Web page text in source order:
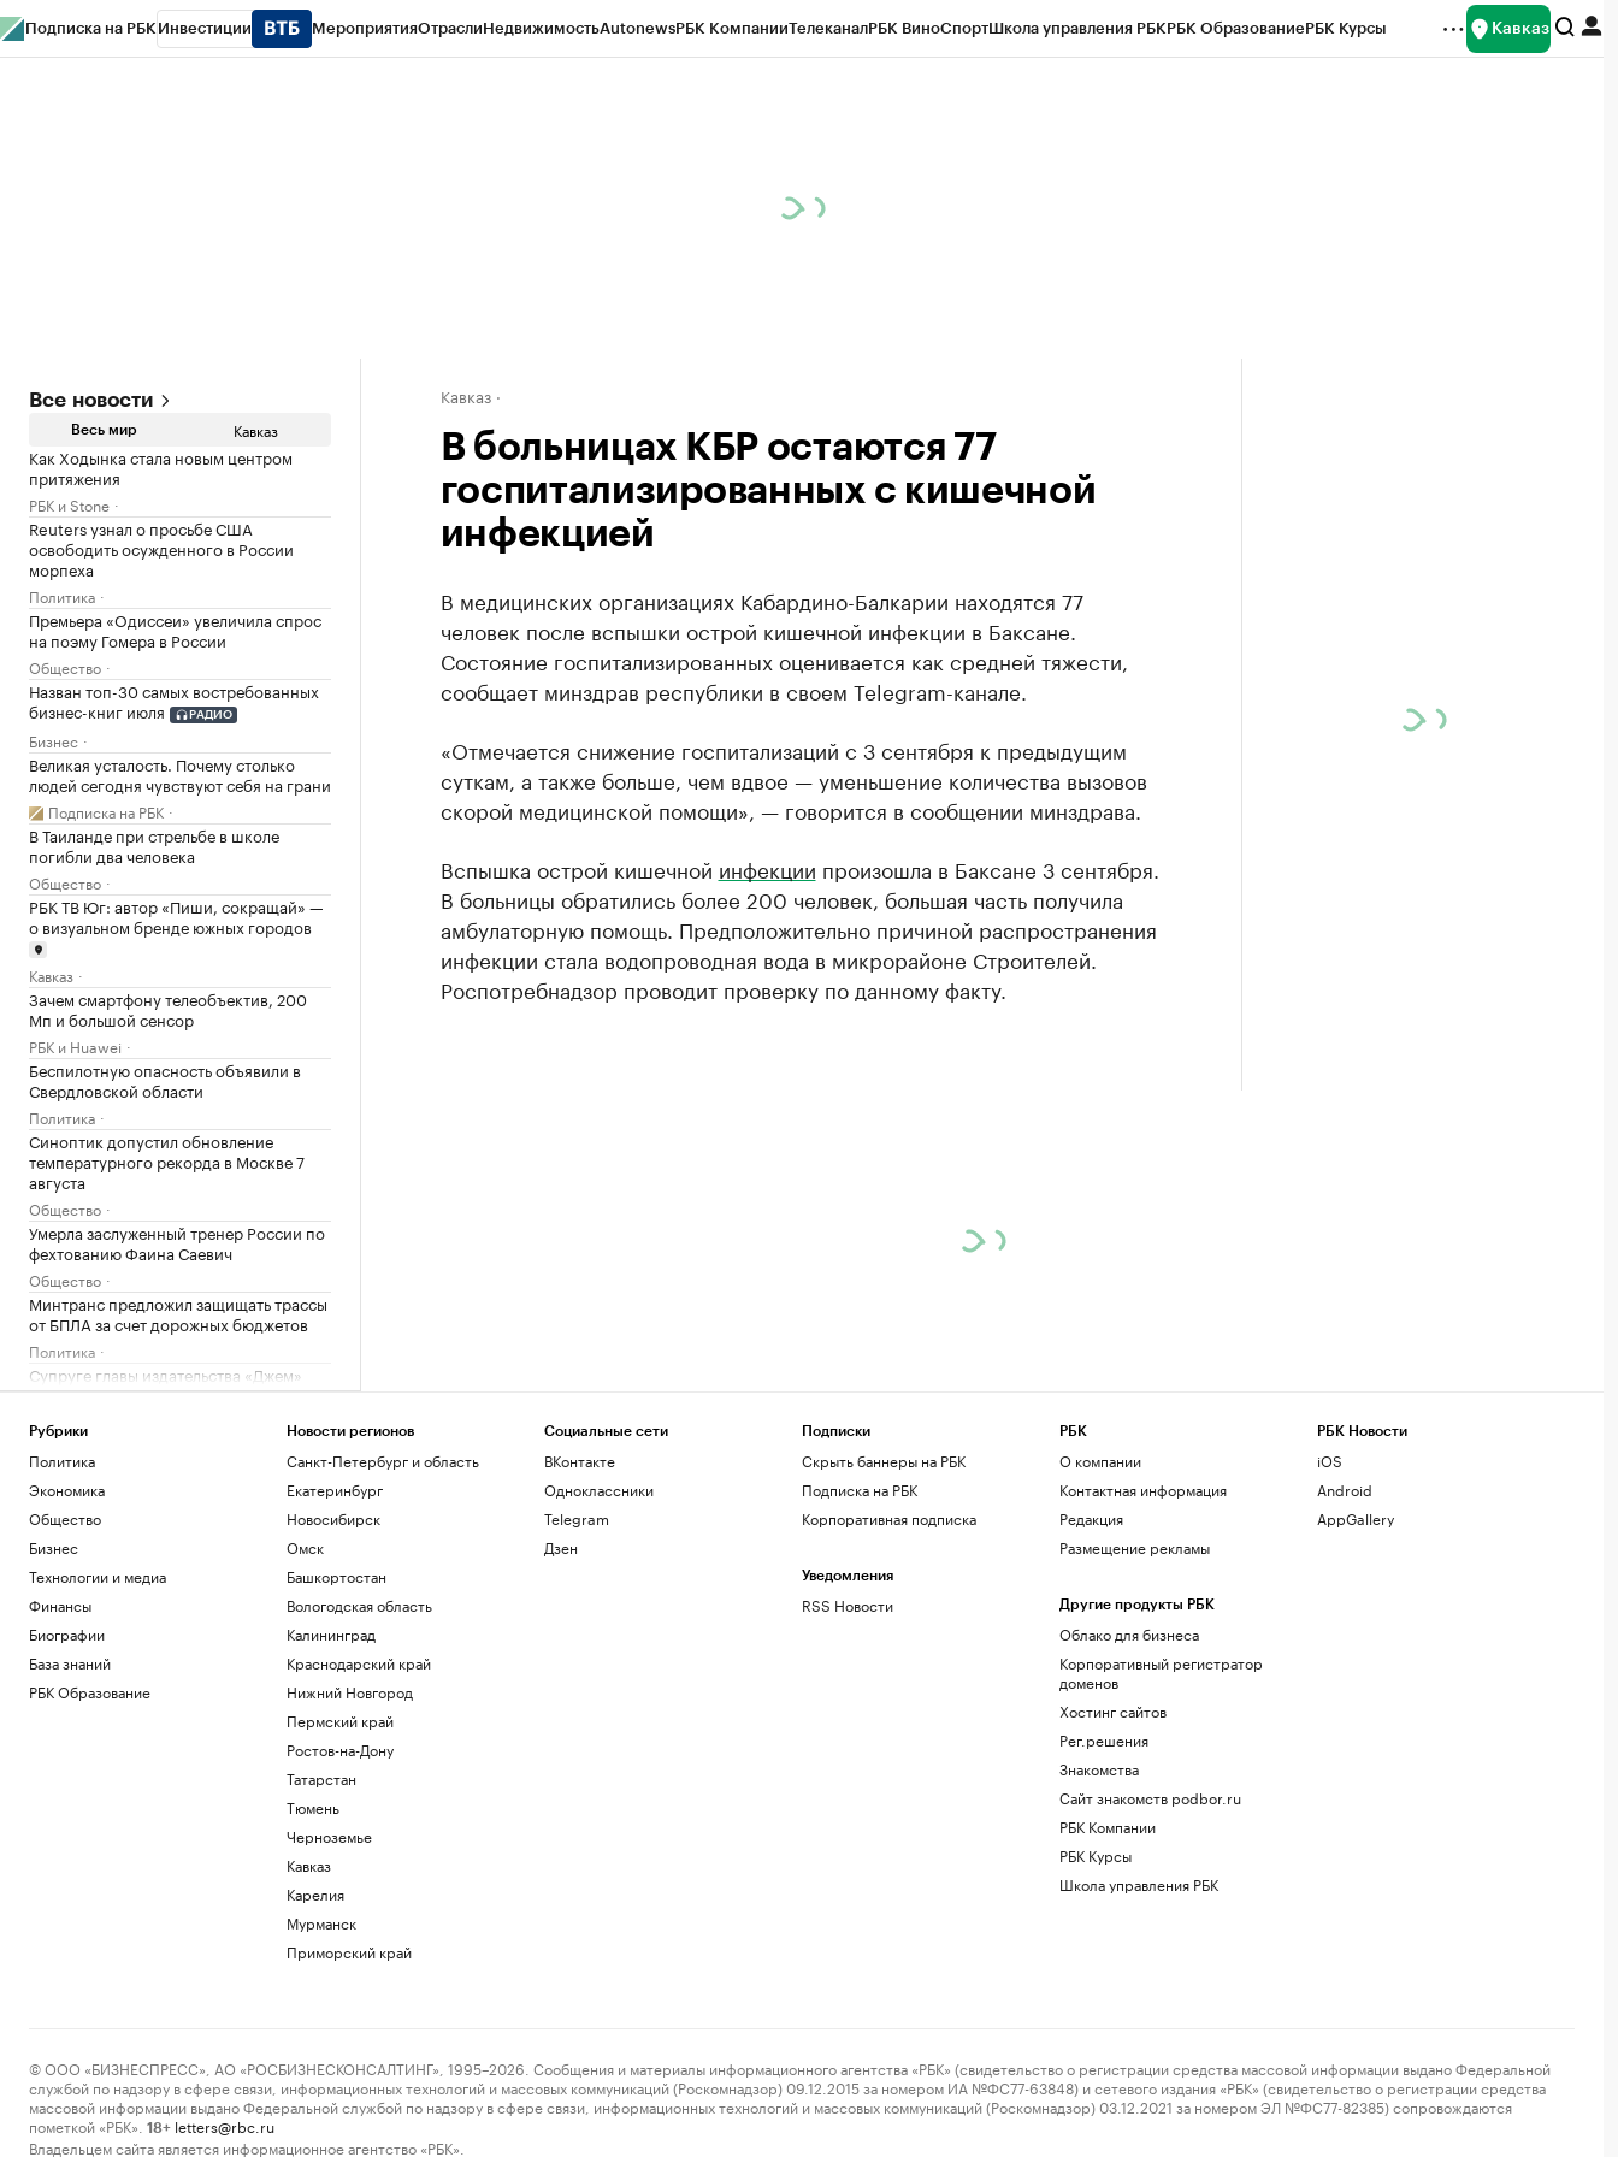
Подписка на РБК Инвестиции МероприятияОтраслиНедвижимостьAutonewsРБК КомпанииТелеканалРБК ВиноСпортШкола управления РБКРБК ОбразованиеРБК Курсы Кавказ
Все новости
Весь мир Кавказ
Как Ходынка стала новым центром
притяжения
РБК и Stone
Reuters узнал о просьбе США
освободить осужденного в России
морпеха
Политика
Премьера «Одиссеи» увеличила спрос
на поэму Гомера в России
Общество
Назван топ-30 самых востребованных
бизнес-книг июля
РАДИО
Бизнес
Великая усталость. Почему столько
людей сегодня чувствуют себя на грани
Подписка на РБК
В Таиланде при стрельбе в школе
погибли два человека
Общество
РБК ТВ Юг: автор «Пиши, сокращай» —
о визуальном бренде южных городов
Кавказ
Зачем смартфону телеобъектив, 200
Мп и большой сенсор
РБК и Huawei
Беспилотную опасность объявили в
Свердловской области
Политика
Синоптик допустил обновление
температурного рекорда в Москве 7
августа
Общество
Умерла заслуженный тренер России по
фехтованию Фаина Саевич
Общество
Минтранс предложил защищать трассы
от БПЛА за счет дорожных бюджетов
Политика
Супруге главы издательства «Джем»
предъявили обвинение в
Общество
Bloomberg узнал о серии самоубийств
в Киберкомандовании США
Политика
произошло в Туве
Общество
Средняя пенсия неработающих
превысила ₽35 тыс. в семи регионах
России
Общество
США ввели санкции в отношении
Власти Венесуэлы и оппозиция начали
переговоры спустя неделю задержки
Прощание с олимпийским чемпионом
Иваном Едешко пройдет 7 августа в
мужчину, угрожавшего взорвать бомбу
Кавказ
В больницах КБР остаются 77
госпитализированных с кишечной
инфекцией
В медицинских организациях Кабардино-Балкарии находятся 77
человек после вспышки острой кишечной инфекции в Баксане.
Состояние госпитализированных оценивается как средней тяжести,
сообщает минздрав республики в своем Telegram-канале.
«Отмечается снижение госпитализаций с 3 сентября к предыдущим
суткам, а также больше, чем вдвое — уменьшение количества вызовов
скорой медицинской помощи», — говорится в сообщении минздрава.
Вспышка острой кишечной инфекции произошла в Баксане 3 сентября.
В больницы обратились более 200 человек, большая часть получила
амбулаторную помощь. Предположительно причиной распространения
инфекции стала водопроводная вода в микрорайоне Строителей.
Роспотребнадзор проводит проверку по данному факту.
Рубрики
Политика
Экономика
Общество
Бизнес
Технологии и медиа
Финансы
Биографии
База знаний
РБК Образование
Новости регионов
Санкт-Петербург и область
Екатеринбург
Новосибирск
Омск
Башкортостан
Вологодская область
Калининград
Краснодарский край
Нижний Новгород
Пермский край
Ростов-на-Дону
Татарстан
Тюмень
Черноземье
Кавказ
Карелия
Мурманск
Приморский край
Социальные сети
ВКонтакте
Одноклассники
Telegram
Дзен
Подписки
Скрыть баннеры на РБК
Подписка на РБК
Корпоративная подписка
Уведомления
RSS Новости
РБК
О компании
Контактная информация
Редакция
Размещение рекламы
Другие продукты РБК
Облако для бизнеса
Корпоративный регистратор
доменов
Хостинг сайтов
Рег.решения
Знакомства
Сайт знакомств podbor.ru
РБК Компании
РБК Курсы
Школа управления РБК
РБК Новости
iOS
Android
AppGallery
© ООО «БИЗНЕСПРЕСС», АО «РОСБИЗНЕСКОНСАЛТИНГ», 1995–2026. Сообщения и материалы информационного агентства «РБК» (свидетельство о регистрации средства массовой информации выдано Федеральной
службой по надзору в сфере связи, информационных технологий и массовых коммуникаций (Роскомнадзор) 09.12.2015 за номером ИА №ФС77-63848) и сетевого издания «РБК» (свидетельство о регистрации средства
массовой информации выдано Федеральной службой по надзору в сфере связи, информационных технологий и массовых коммуникаций (Роскомнадзор) 03.12.2021 за номером ЭЛ №ФС77-82385) сопровождаются
пометкой «РБК».
18+ letters@rbc.ru
Владельцем сайта является информационное агентство «РБК».